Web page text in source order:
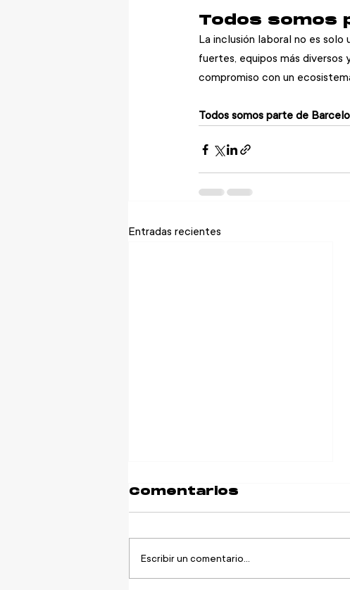
Todos somos
La inclusión laboral no es solo
fuertes, equipos más diversos
compromiso con un
Todos somos parte de
Entradas recientes
Comentarios
Escribir un comentario...